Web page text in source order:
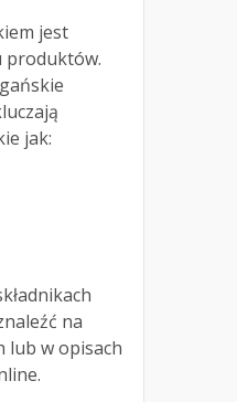
jest
produktów.
jak:
na
lub w opisach